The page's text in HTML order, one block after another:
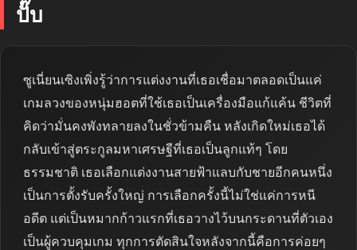
ปั๊บ
ซูเนี่ยนเซิงเพิ่งรู้ว่าการแต่งงานที่เธอเชื่อมาตลอดเป็นแค่
เกมลวงของหนุ่มฮอตที่ใช้เธอเป็นเครื่องมือแก้แค้น ชีวิตที่
คิดว่ามั่นคงพังทลายลงในชั่วข้ามคืน หลังเกิดใหม่เธอได้
กลับเข้าสู่ตระกูลมหาเศรษฐีที่เธอเป็นลูกแท้ๆ โดย
ธรรมชาติ เธอเลือกแต่งงานสายฟ้าแลบกับชายอีกคนหนึ่ง
เป็นการตั้งรับครั้งใหญ่ การเลือกครั้งนี้ไม่ใช่แค่การหนี
อดีต แต่เป็นหมากก้าวแรกที่เธอวางไว้บนกระดานที่ตัวเอง
เป็นผู้ควบคุมเกม ทุกการตัดสินใจหลังจากนี้คือการค่อยๆ